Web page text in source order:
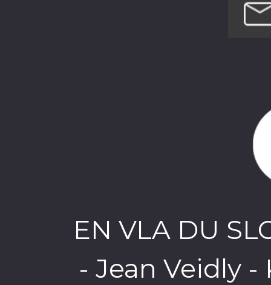
EN VLA DU
- Jean Veidly